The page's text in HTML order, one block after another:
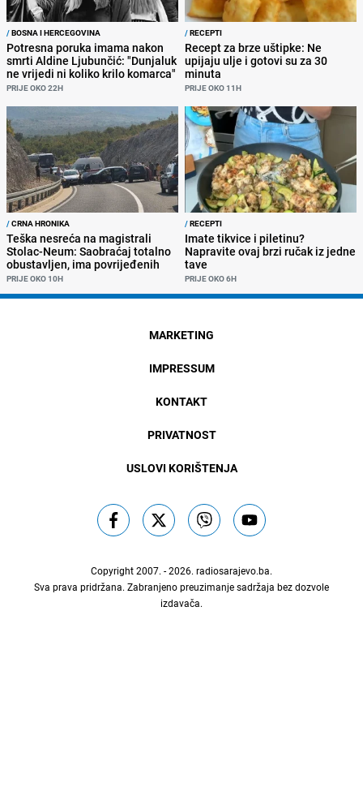
/BOSNA I HERCEGOVINA
Potresna poruka imama nakon
smrti Aldine Ljubunčić: "Dunjaluk
ne vrijedi ni koliko krilo komarca"
PRIJE OKO 22H
/RECEPTI
Recept za brze uštipke: Ne
upijaju ulje i gotovi su za 30
minuta
PRIJE OKO 11H
/CRNA HRONIKA
Teška nesreća na magistrali
Stolac-Neum: Saobraćaj totalno
obustavljen, ima povrijeđenih
PRIJE OKO 10H
/RECEPTI
Imate tikvice i piletinu?
Napravite ovaj brzi ručak iz jedne
tave
PRIJE OKO 6H
MARKETING
IMPRESSUM
KONTAKT
PRIVATNOST
USLOVI KORIŠTENJA
Copyright 2007. - 2026. radiosarajevo.ba.
Sva prava pridržana. Zabranjeno preuzimanje sadržaja bez dozvole
izdavača.